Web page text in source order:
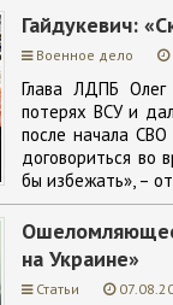
Гайдукевич:
Военное дело
Глава ЛДПБ Олег
потерях ВСУ и
после начала СВО
договориться во
бы избежать», –
Ошеломляющее
на Украине»
Статьи